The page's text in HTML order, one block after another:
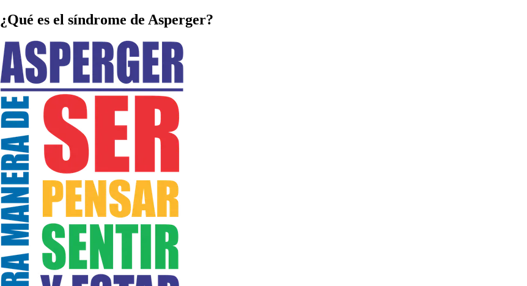
¿Qué es el síndrome de Asperger?